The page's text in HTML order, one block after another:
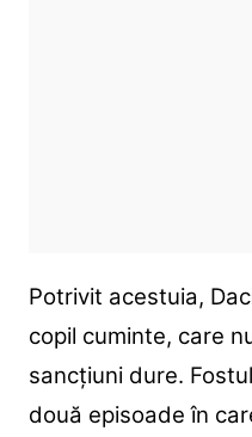
Potrivit acestuia,
copil cuminte, care
sancțiuni dure.
două episoade în